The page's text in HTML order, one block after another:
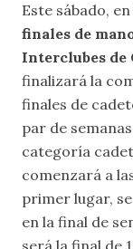
Este sábado,
finales de
Interclubes de
finalizará la
finales de
par de
categoría
comenzará a
primer lugar,
en la final de
será la final de